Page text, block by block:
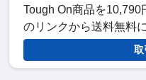
Tough On商品を10,790
のリンクから送料無料
取